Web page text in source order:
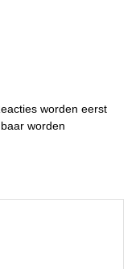
worden eerst
worden